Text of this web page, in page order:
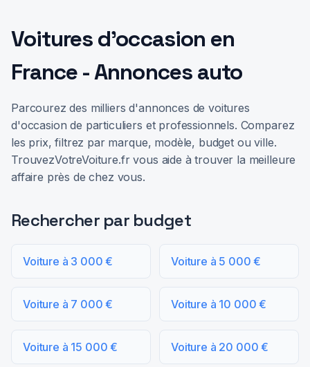
Voitures d'occasion en
France - Annonces auto
Parcourez des milliers d'annonces de voitures
d'occasion de particuliers et professionnels. Comparez
les prix, filtrez par marque, modèle, budget ou ville.
TrouvezVotreVoiture.fr vous aide à trouver la meilleure
affaire près de chez vous.
Rechercher par budget
Voiture à 3 000 € Voiture à 5 000 €
Voiture à 7 000 € Voiture à 10 000 €
Voiture à 15 000 € Voiture à 20 000 €